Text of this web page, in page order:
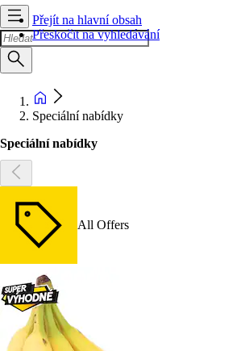
Přejít na hlavní obsah
Přeskočit na vyhledávání
Speciální nabídky
Speciální nabídky
All Offers